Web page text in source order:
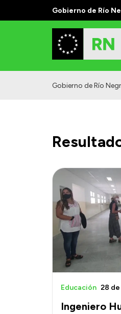
Gobierno de Río
Gobierno de Río
Ingeniero
Educación 28